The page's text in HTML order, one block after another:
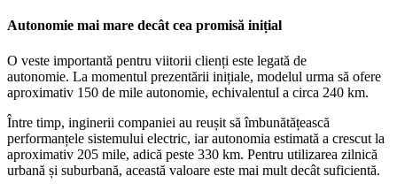
Autonomie mai mare decât cea promisă inițial
O veste importantă pentru viitorii clienți este legată de
autonomie. La momentul prezentării inițiale, modelul urma să ofere
aproximativ 150 de mile autonomie, echivalentul a circa 240 km.
Între timp, inginerii companiei au reușit să îmbunătățească
performanțele sistemului electric, iar autonomia estimată a crescut la
aproximativ 205 mile, adică peste 330 km. Pentru utilizarea zilnică
urbană și suburbană, această valoare este mai mult decât suficientă.